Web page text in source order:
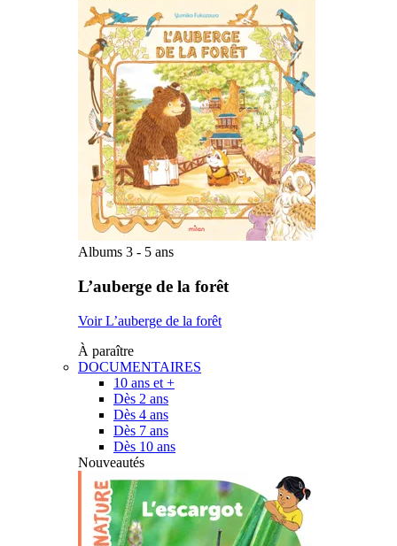
Albums 3 - 5 ans
L’auberge de la forêt
Voir L’auberge de la forêt
À paraître
DOCUMENTAIRES
10 ans et +
Dès 2 ans
Dès 4 ans
Dès 7 ans
Dès 10 ans
Nouveautés